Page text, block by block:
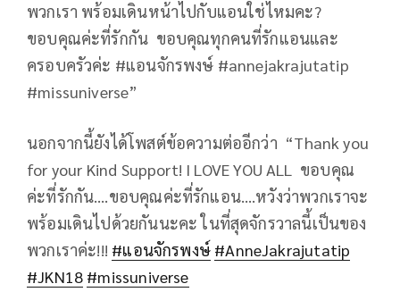
พวกเรา พร้อมเดินหน้าไปกับแอนใช่ไหมคะ?
ขอบคุณค่ะที่รักกัน ขอบคุณทุกคนที่รักแอนและ
ครอบครัวค่ะ #แอนจักรพงษ์ #annejakrajutatip
#missuniverse”
นอกจากนี้ยังได้โพสต์ข้อความต่ออีกว่า “Thank you
for your Kind Support! I LOVE YOU ALL ขอบคุณ
ค่ะที่รักกัน….ขอบคุณค่ะที่รักแอน….หวังว่าพวกเราจะ
พร้อมเดินไปด้วยกันนะคะ ในที่สุดจักรวาลนี้เป็นของ
พวกเราค่ะ!!! #แอนจักรพงษ์ #AnneJakrajutatip
#JKN18 #missuniverse